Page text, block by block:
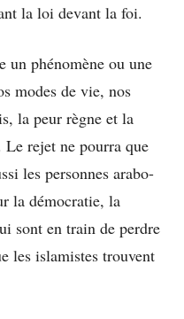
la loi devant la foi.
un phénomène ou une
modes de vie, nos
la peur règne et la
Le rejet ne pourra que
les personnes arabo-
la démocratie, la
sont en train de perdre
les islamistes trouvent